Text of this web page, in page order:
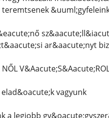
ar&aacute;nyt
vagyunk
a legjobb